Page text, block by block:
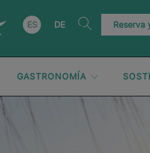
ES DE Reserva
GASTRONOMÍA